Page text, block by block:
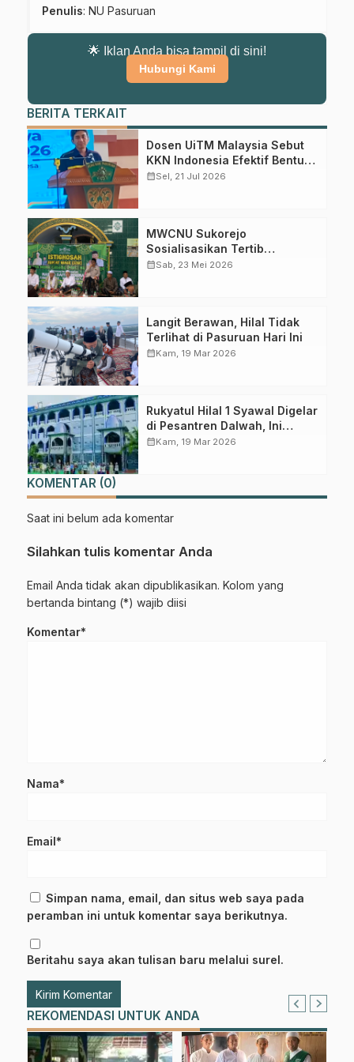
Gabung Channel WhatsApp NU
Dapatkan info kegiatan, kajian, dan berita terbaru langsung dari
sumber resmi NU Pasuruan.
Penulis: NU Pasuruan
🌟 Iklan Anda bisa tampil di sini!
Hubungi Kami
BERITA TERKAIT
Dosen UiTM Malaysia Sebut
KKN Indonesia Efektif Bentuk
Karakter Mahasiswa
calendar_monthSel, 21 Jul 2026
MWCNU Sukorejo
Sosialisasikan Tertib
Administrasi dalam Istighotsah
calendar_monthSab, 23 Mei 2026
Langit Berawan, Hilal Tidak
Terlihat di Pasuruan Hari Ini
calendar_monthKam, 19 Mar 2026
Rukyatul Hilal 1 Syawal Digelar
di Pesantren Dalwah, Ini
Prediksi LFNU Pasuruan
calendar_monthKam, 19 Mar 2026
KOMENTAR (0)
Saat ini belum ada komentar
Silahkan tulis komentar Anda
Email Anda tidak akan dipublikasikan. Kolom yang
bertanda bintang (*) wajib diisi
Komentar*
Nama*
Email*
Simpan nama, email, dan situs web saya pada
peramban ini untuk komentar saya berikutnya.
Beritahu saya akan tulisan baru melalui surel.
REKOMENDASI UNTUK ANDA